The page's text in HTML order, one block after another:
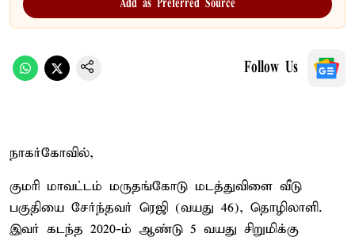
Add as Preferred Source
Follow Us
நாகர்கோவில்,
குமரி மாவட்டம் மருதங்கோடு மடத்துவிளை வீடு
பகுதியை சேர்ந்தவர் ரெஜி (வயது 46), தொழிலாளி.
இவர் கடந்த 2020-ம் ஆண்டு 5 வயது சிறுமிக்கு